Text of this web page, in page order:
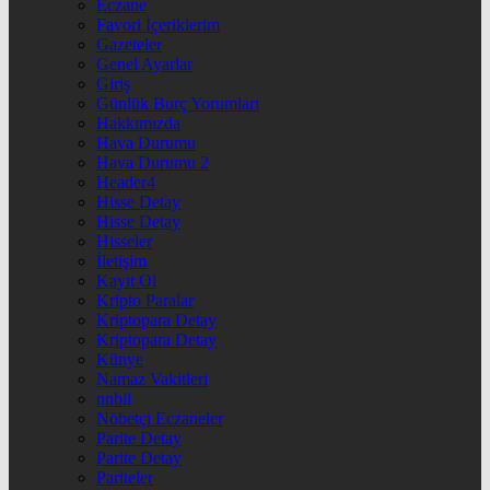
Eczane
Favori İçeriklerim
Gazeteler
Genel Ayarlar
Giriş
Günlük Burç Yorumları
Hakkımızda
Hava Durumu
Hava Durumu 2
Header4
Hisse Detay
Hisse Detay
Hisseler
İletişim
Kayıt Ol
Kripto Paralar
Kriptopara Detay
Kriptopara Detay
Künye
Namaz Vakitleri
nnbil
Nöbetçi Eczaneler
Parite Detay
Parite Detay
Pariteler